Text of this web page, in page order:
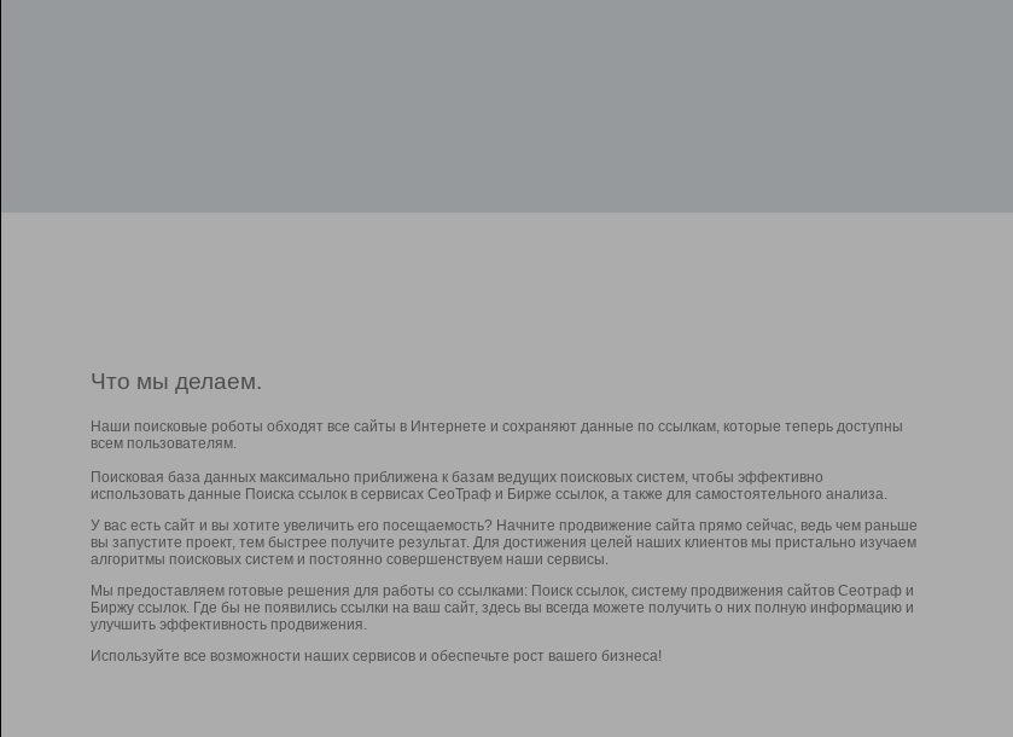
Что мы делаем.
Наши поисковые роботы обходят все сайты в Интернете и сохраняют данные по ссылкам, которые теперь доступны
всем пользователям.
Поисковая база данных максимально приближена к базам ведущих поисковых систем, чтобы эффективно
использовать данные Поиска ссылок в сервисах СеоТраф и Бирже ссылок, а также для самостоятельного анализа.
У вас есть сайт и вы хотите увеличить его посещаемость? Начните продвижение сайта прямо сейчас, ведь чем раньше
вы запустите проект, тем быстрее получите результат. Для достижения целей наших клиентов мы пристально изучаем
алгоритмы поисковых систем и постоянно совершенствуем наши сервисы.
Мы предоставляем готовые решения для работы со ссылками: Поиск ссылок, систему продвижения сайтов Сеотраф и
Биржу ссылок. Где бы не появились ссылки на ваш сайт, здесь вы всегда можете получить о них полную информацию и
улучшить эффективность продвижения.
Используйте все возможности наших сервисов и обеспечьте рост вашего бизнеса!